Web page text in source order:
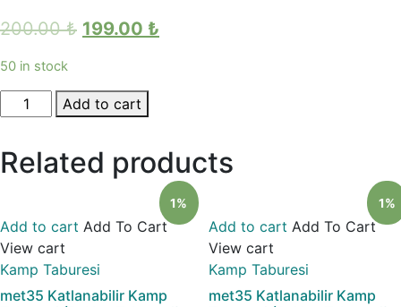
200.00₺ 199.00 ₺
50 in stock
Katlanabilir
Kamp
(Balıkçı
quantity
Add to cart
Related products
1%
Add to cart Add To Cart
View cart
Kamp Taburesi
met35 Katlanabilir Kamp
1%
Add to cart Add To Cart
View cart
Kamp Taburesi
met35 Katlanabilir Kamp